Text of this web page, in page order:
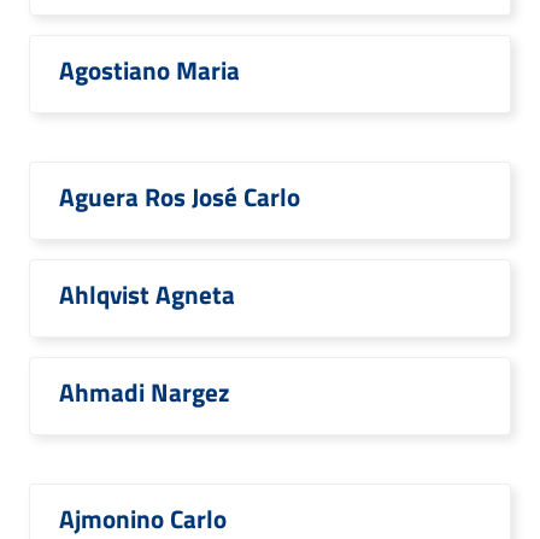
Agostiano Maria
Aguera Ros José Carlo
Ahlqvist Agneta
Ahmadi Nargez
Ajmonino Carlo